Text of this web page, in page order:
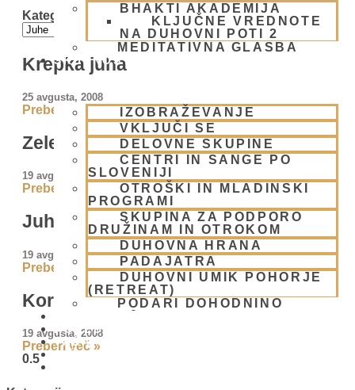
BHAKTI AKADEMIJA
KLJUČNE VREDNOTE
NA DUHOVNI POTI 2
MEDITATIVNA GLASBA
SKUPNOST
IZOBRAŽEVANJE
VKLJUČI SE
DELOVNE SKUPINE
CENTRI IN SANGE PO
SLOVENIJI
OTROŠKI IN MLADINSKI
PROGRAMI
SKUPINA ZA PODPORO
DRUŽINAM IN OTROKOM
DUHOVNA HRANA
PADAJATRA
DUHOVNI UMIK POHORJE
(RETREAT)
PODARI DOHODNINO
KOLEDAR
VAŠA VPRAŠANJA
PIŠI NAM
Kategorije
Krepka juha
25 avgusta, 2008
Preberi več »
Zelenjavna juha
19 avgusta, 2008
Preberi več »
Juha iz buče
19 avgusta, 2008
Preberi več »
Korenčkova juha
19 avgusta, 2008
Preberi več »